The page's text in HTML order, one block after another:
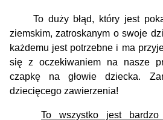
To duży błąd, który jest
ziemskim, zatroskanym o swoje
każdemu jest potrzebne i ma
się z oczekiwaniem na nasze
czapkę na głowie dziecka.
dziecięcego zawierzenia!
To wszystko jest bardzo